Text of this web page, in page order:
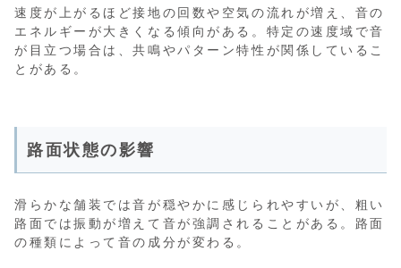
速度が上がるほど接地の回数や空気の流れが増え、音の
エネルギーが大きくなる傾向がある。特定の速度域で音
が目立つ場合は、共鳴やパターン特性が関係しているこ
とがある。
路面状態の影響
滑らかな舗装では音が穏やかに感じられやすいが、粗い
路面では振動が増えて音が強調されることがある。路面
の種類によって音の成分が変わる。